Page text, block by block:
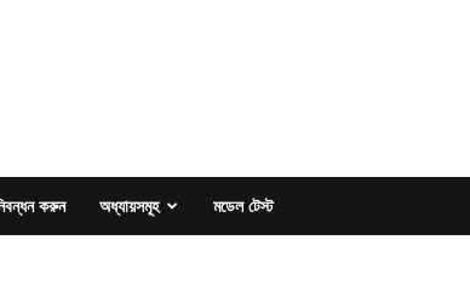
করুন অধ্যায়সমূহ মডেল টেস্ট